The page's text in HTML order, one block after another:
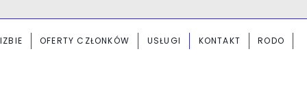
OFERTY CZŁONKÓW USŁUGI KONTAKT RODO